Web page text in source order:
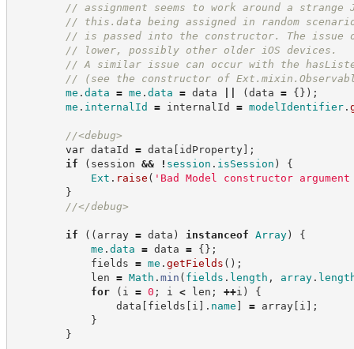
// assignment seems to work around a
// this.data being assigned in random
// is passed into the constructor. The issue
// lower, possibly other older iOS devices.
// A similar issue can occur with the
// (see the constructor of
me . data = me . data = data (data = {} ) ;
me . internalId = internalId = modelIdentifier.
//<debug>
var dataId = data [ idProperty] ;
if
( session && ! session . isSession )
{
Ext . raise ( ' Bad Model constructor
}
//</debug>
if ( ( array = data ) instanceof Array)
{
me . data = data = {} ;
fields = me . getFields ( ) ;
len = Math . min ( fields . length , array.
for
( i = 0 ; i < len ; ++i )
{
data [ fields [ i ] . name ] = array[ i ] ;
}
}